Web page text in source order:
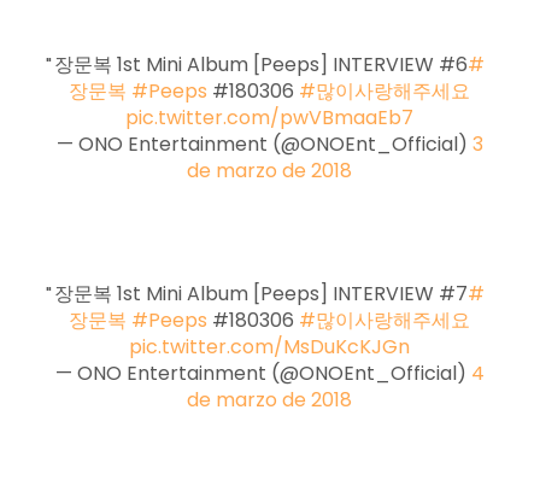
장문복 1st Mini Album [Peeps] INTERVIEW #6#
장문복 #Peeps #180306 #많이사랑해주세요
pic.twitter.com/pwVBmaaEb7
— ONO Entertainment (@ONOEnt_Official) 3
de marzo de 2018
장문복 1st Mini Album [Peeps] INTERVIEW #7#
장문복 #Peeps #180306 #많이사랑해주세요
pic.twitter.com/MsDuKcKJGn
— ONO Entertainment (@ONOEnt_Official) 4
de marzo de 2018